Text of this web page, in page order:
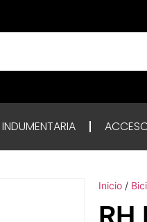
INDUMENTARIA
Inicio /